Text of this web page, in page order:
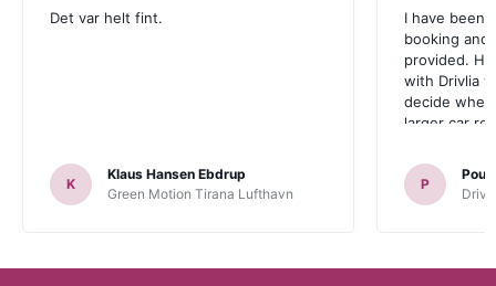
Det var helt fint.
K
Klaus Hansen Ebdrup
Green Motion Tirana Lufthavn
I have been
booking and
provided.
with Drivlia
decide
larger car
P
Poul